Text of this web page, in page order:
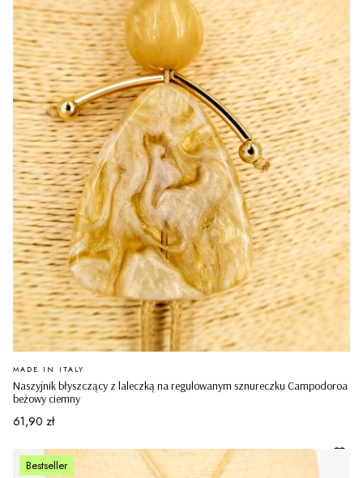
Naszyjnik błyszczący z laleczką na regulowanym sznureczku Campodoroa
beżowy ciemny
PRODUCENT
MADE IN ITALY
Cena
61,90 zł
Bestseller